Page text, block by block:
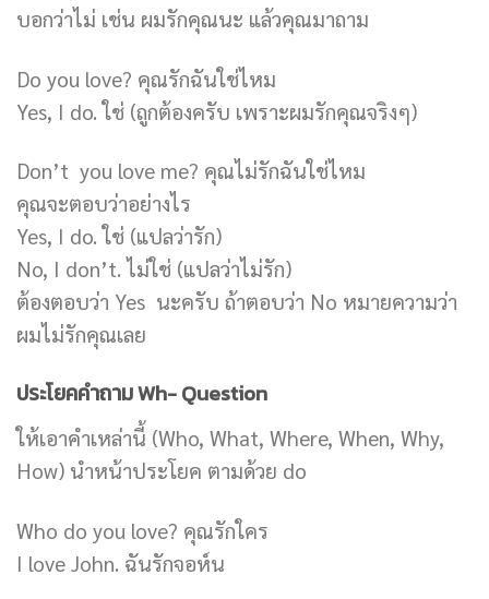
บอกว่าไม่ เช่น ผมรักคุณนะ แล้วคุณมาถาม
Do you love? คุณรักฉันใช่ไหม
Yes, I do. ใช่ (ถูกต้องครับ เพราะผมรักคุณจริงๆ)
Don’t you love me? คุณไม่รักฉันใช่ไหม
คุณจะตอบว่าอย่างไร
Yes, I do. ใช่ (แปลว่ารัก)
No, I don’t. ไม่ใช่ (แปลว่าไม่รัก)
ต้องตอบว่า Yes นะครับ ถ้าตอบว่า No หมายความว่า
ผมไม่รักคุณเลย
ประโยคคำถาม Wh- Question
ให้เอาคำเหล่านี้ (Who, What, Where, When, Why,
How) นำหน้าประโยค ตามด้วย do
Who do you love? คุณรักใคร
I love John. ฉันรักจอห์น